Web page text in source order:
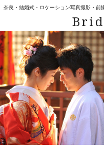
奈良・結婚式・ロケーション写真撮影・前